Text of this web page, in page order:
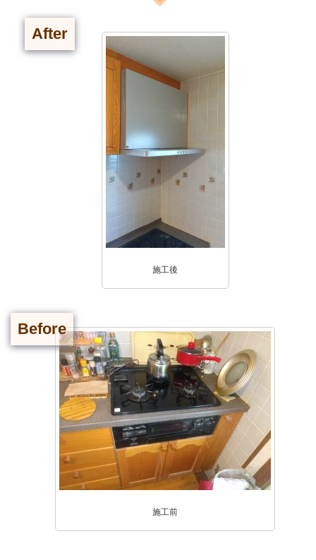
After
施工後
Before
施工前